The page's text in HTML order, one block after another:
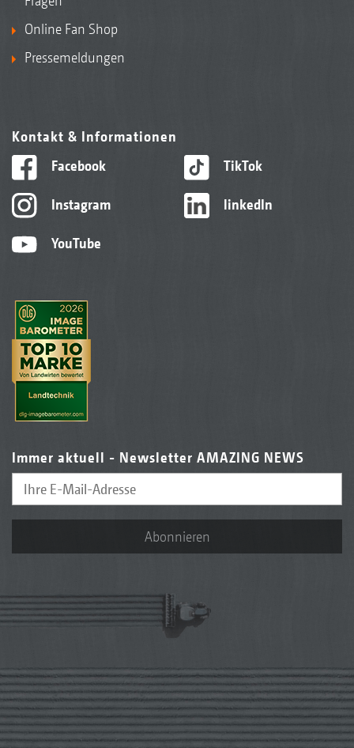
Online Fan Shop
Pressemeldungen
Kontakt & Informationen
Facebook
Instagram
YouTube
TikTok
linkedIn
Immer aktuell - Newsletter AMAZING NEWS
Abonnieren